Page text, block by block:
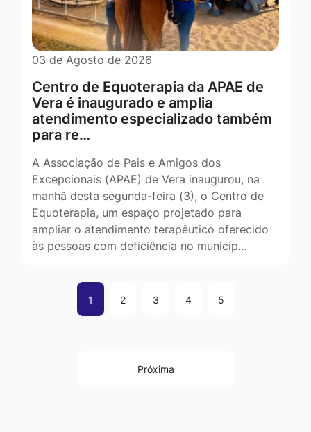
03 de Agosto de 2026
Centro de Equoterapia da APAE de
Vera é inaugurado e amplia
atendimento especializado também
para re…
A Associação de Pais e Amigos dos
Excepcionais (APAE) de Vera inaugurou, na
manhã desta segunda-feira (3), o Centro de
Equoterapia, um espaço projetado para
ampliar o atendimento terapêutico oferecido
às pessoas com deficiência no municíp…
1 2 3 4 5
Próxima